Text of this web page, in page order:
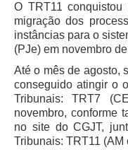
Comitê de
Comitê
Comissão de
Comissão
Automação e IA
Governança
O TRT11
migração dos
instâncias para o
(PJe) em novembro
Até o mês de agosto,
conseguido atingir o
Tribunais: TRT7
novembro, conforme
no site do CGJT,
Tribunais: TRT11